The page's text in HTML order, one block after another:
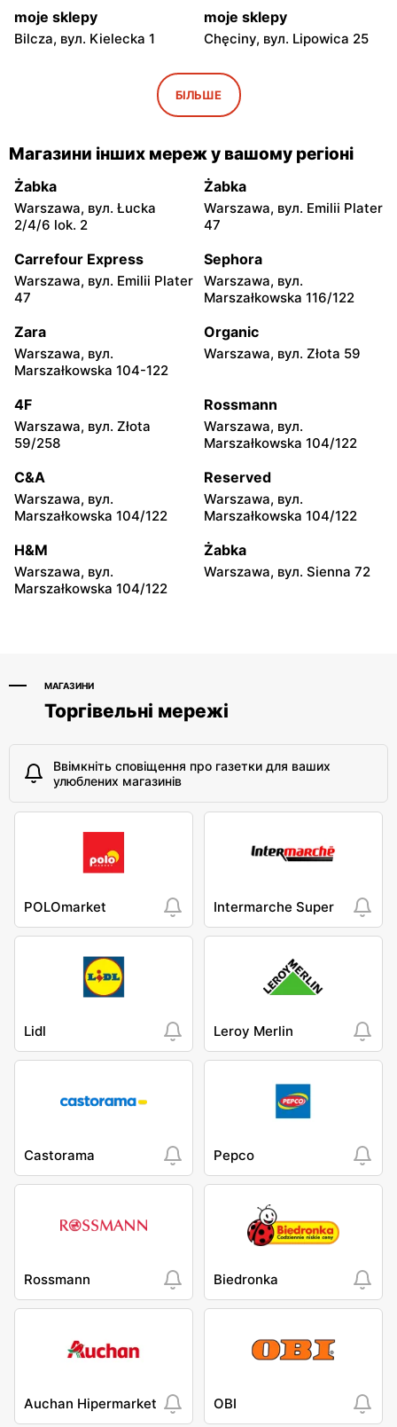
moje sklepy
Bilcza, вул. Kielecka 1
moje sklepy
Chęciny, вул. Lipowica 25
Iwaniska, вул. Ujazdowska
moje sklepy
Bogoria, вул. Rynek 30
moje sklepy
Gorzyce, вул. Szkolna 44
moje sklepy
Grębów, вул. Wydrza 180
moje sklepy
Jadachy, вул. Jadachy 111
moje sklepy
Jeżowe, вул. Zalesie 77
moje sklepy
Kazimierza Wielka, вул.
Kolejowa 15
moje sklepy
Kamień, вул. Błonie 23
moje sklepy
Górki, вул. Górki 71
moje sklepy
Gumniska, вул. Gumniska
moje sklepy
Iwierzyce, вул. Iwierzyce
152A
moje sklepy
Tczew, вул. Franciszka
Żwirki 61
moje sklepy
Hyżne, вул. Hyżne 100
moje sklepy
Jarosław, вул. Pełkińska
147
moje sklepy
Niebylec, вул. Niebylec 139
moje sklepy
Opole, вул. Grudzicka 45
БІЛЬШЕ
Магазини інших мереж у вашому регіоні
Żabka
Warszawa, вул. Łucka
2/4/6 lok. 2
Żabka
Warszawa, вул. Emilii Plater
47
Carrefour Express
Warszawa, вул. Emilii Plater
47
Sephora
Warszawa, вул.
Marszałkowska 116/122
Zara
Warszawa, вул.
Marszałkowska 104-122
Organic
Warszawa, вул. Złota 59
4F
Warszawa, вул. Złota
59/258
Rossmann
Warszawa, вул.
Marszałkowska 104/122
C&A
Warszawa, вул.
Marszałkowska 104/122
Reserved
Warszawa, вул.
Marszałkowska 104/122
H&M
Warszawa, вул.
Marszałkowska 104/122
Żabka
Warszawa, вул. Sienna 72
МАГАЗИНИ
Торгівельні мережі
Ввімкніть сповіщення про газетки для ваших
улюблених магазинів
POLOmarket Intermarche Super
Lidl Leroy Merlin
Castorama Pepco
Rossmann Biedronka
Auchan Hipermarket OBI